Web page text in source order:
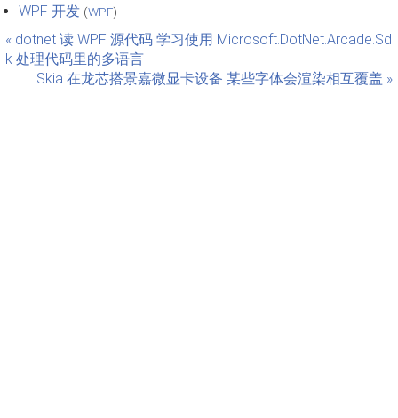
WPF 开发 (WPF)
« dotnet 读 WPF 源代码 学习使用 Microsoft.DotNet.Arcade.Sd
k 处理代码里的多语言
Skia 在龙芯搭景嘉微显卡设备 某些字体会渲染相互覆盖 »